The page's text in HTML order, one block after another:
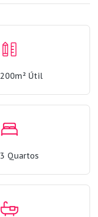
200m² Útil
3 Quartos